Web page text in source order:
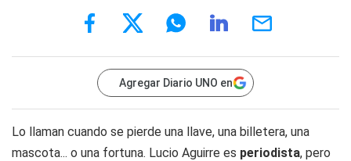
Agregar Diario UNO en
Lo llaman cuando se pierde una llave, una billetera, una
mascota... o una fortuna. Lucio Aguirre es periodista, pero